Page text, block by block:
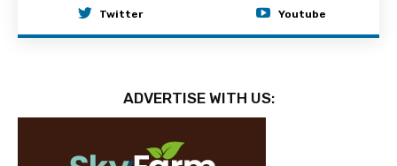
Twitter Youtube
ADVERTISE WITH US: